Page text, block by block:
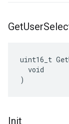
GetUser
uint16_t
  void
)
Init